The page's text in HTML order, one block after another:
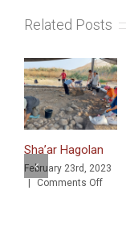
Related Posts
Sha’ar Hagolan
February 23rd, 2023
|
Comments Offon